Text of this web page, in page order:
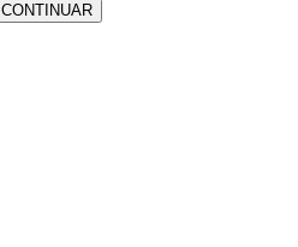
CONTINUAR